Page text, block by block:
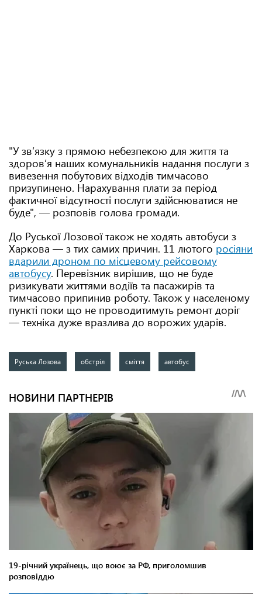
"У зв’язку з прямою небезпекою для життя та
здоров’я наших комунальників надання послуги з
вивезення побутових відходів тимчасово
призупинено. Нарахування плати за період
фактичної відсутності послуги здійснюватися не
буде", — розповів голова громади.
До Руської Лозової також не ходять автобуси з
Харкова — з тих самих причин. 11 лютого росіяни
вдарили дроном по місцевому рейсовому
автобусу. Перевізник вирішив, що не буде
ризикувати життями водіїв та пасажирів та
тимчасово припинив роботу. Також у населеному
пункті поки що не проводитимуть ремонт доріг
— техніка дуже вразлива до ворожих ударів.
Руська Лозова обстріл сміття автобус